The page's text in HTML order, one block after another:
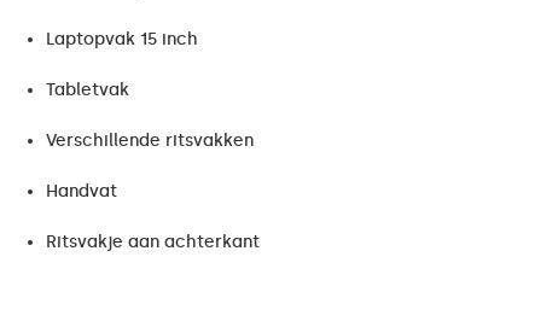
Laptopvak 15 inch
Tabletvak
Verschillende ritsvakken
Handvat
Ritsvakje aan achterkant